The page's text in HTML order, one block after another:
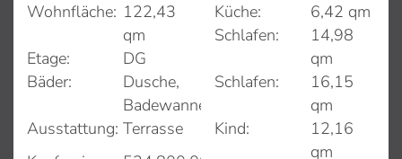
Wohnfläche: 122,43
qm
Etage:
DG
Bäder:
Dusche,
Badewanne
Ausstattung: Terrasse
Küche:
6,42 qm
Schlafen:
14,98
qm
Schlafen:
16,15
qm
Kind:
12,16
qm